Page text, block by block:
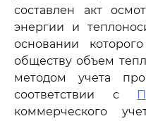
составлен акт
энергии и
основании
обществу объем
методом учета
соответствии с
коммерческого